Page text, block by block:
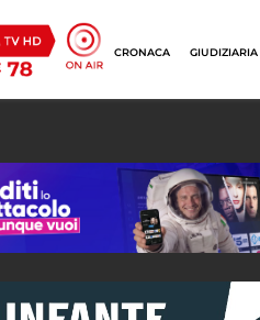
CRONACA GIUDIZIARIA